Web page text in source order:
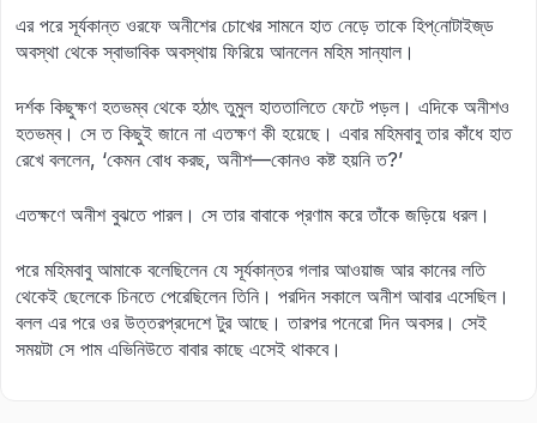
এর পরে সূর্যকান্ত ওরফে অনীশের চোখের সামনে হাত নেড়ে তাকে হিপ্‌নোটাইজ্‌ড
অবস্থা থেকে স্বাভাবিক অবস্থায় ফিরিয়ে আনলেন মহিম সান্যাল।
দর্শক কিছুক্ষণ হতভম্ব থেকে হঠাৎ তুমুল হাততালিতে ফেটে পড়ল। এদিকে অনীশও
হতভম্ব। সে ত কিছুই জানে না এতক্ষণ কী হয়েছে। এবার মহিমবাবু তার কাঁধে হাত
রেখে বললেন, ‘কেমন বোধ করছ, অনীশ—কোনও কষ্ট হয়নি ত?’
এতক্ষণে অনীশ বুঝতে পারল। সে তার বাবাকে প্রণাম করে তাঁকে জড়িয়ে ধরল।
পরে মহিমবাবু আমাকে বলেছিলেন যে সূর্যকান্তর গলার আওয়াজ আর কানের লতি
থেকেই ছেলেকে চিনতে পেরেছিলেন তিনি। পরদিন সকালে অনীশ আবার এসেছিল।
বলল এর পরে ওর উত্তরপ্রদেশে টুর আছে। তারপর পনেরো দিন অবসর। সেই
সময়টা সে পাম এভিনিউতে বাবার কাছে এসেই থাকবে।